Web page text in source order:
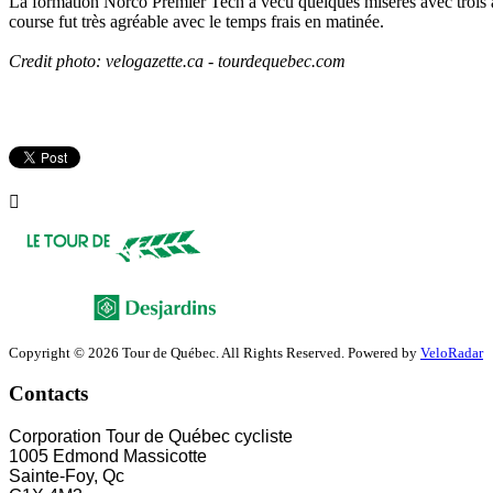
course fut très agréable avec le temps frais en matinée.
Credit photo: velogazette.ca - tourdequebec.com
Copyright © 2026 Tour de Québec. All Rights Reserved. Powered by VeloRadar
Contacts
Corporation Tour de Québec cycliste
1005 Edmond Massicotte
Sainte-Foy, Qc